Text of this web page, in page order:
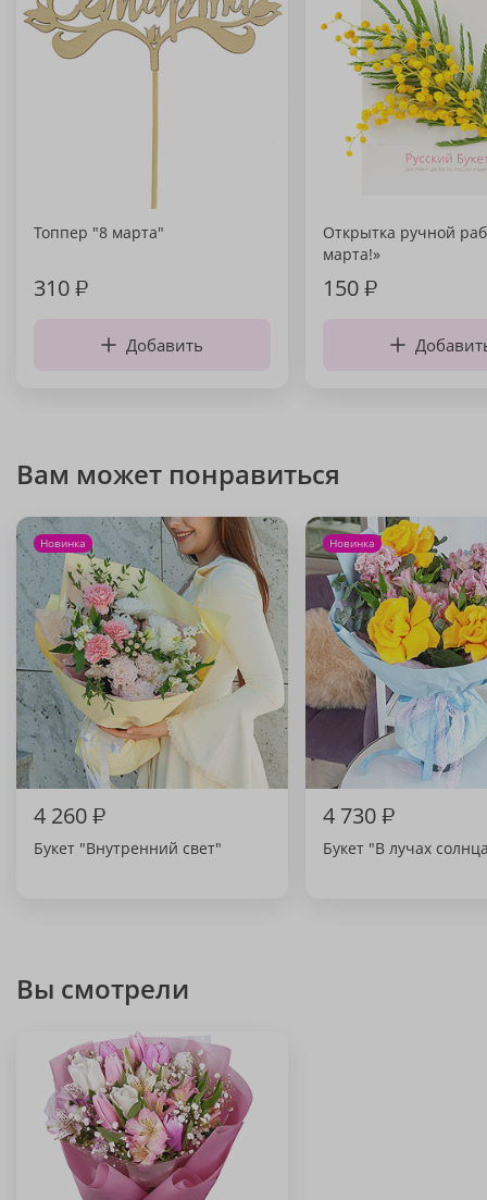
Топпер "8 марта"
310₽
Добавить
Открытка ручной
марта!»
150₽
Вам может понравиться
Новинка
4 260₽
Букет "Внутренний свет"
Новинка
4 730₽
Букет "В лучах
Вы смотрели